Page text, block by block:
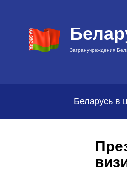
Загранучреждения
Беларусь в